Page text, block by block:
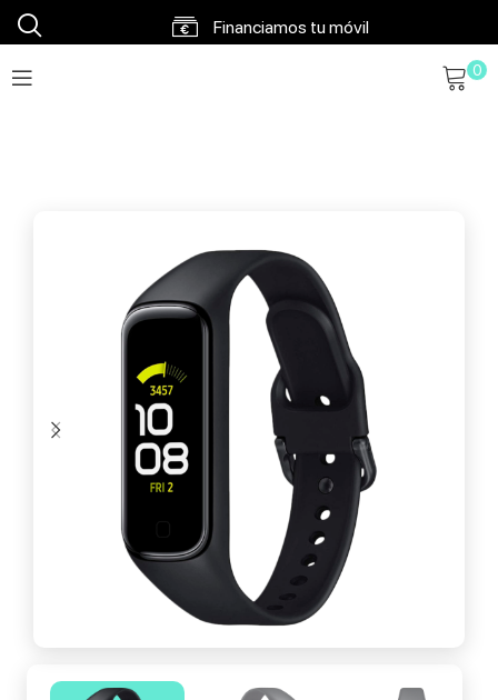
Financiamos tu móvil
0